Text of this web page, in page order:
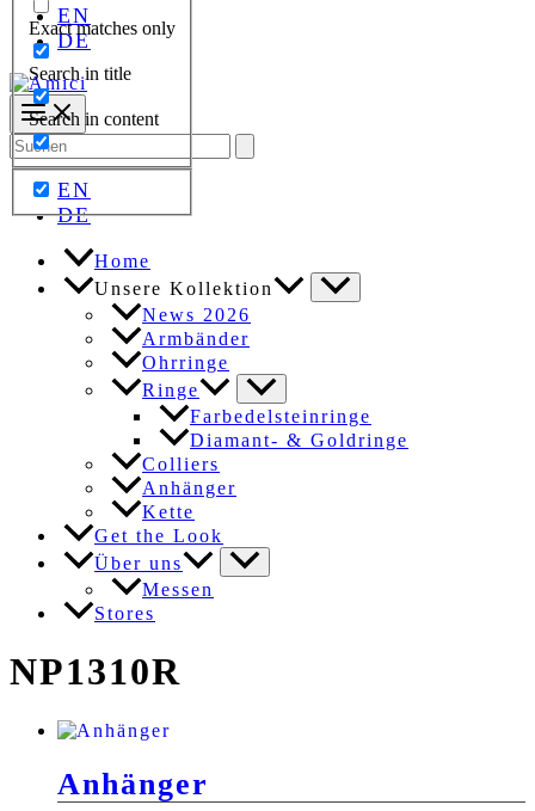
Exact matches only
Search in title
Search in content
EN
DE
Search
for:
EN
DE
Home
Unsere Kollektion
News 2026
Armbänder
Ohrringe
Ringe
Farbedelsteinringe
Diamant- & Goldringe
Colliers
Anhänger
Kette
Get the Look
Über uns
Messen
Stores
NP1310R
Anhänger